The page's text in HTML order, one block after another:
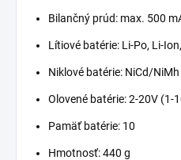
Bilančný prúd: max. 500
Lítiové batérie: Li-Po, Li-
Niklové batérie: NiCd/
Olovené batérie: 2-20V (1-
Pamäť batérie: 10
Hmotnosť: 440 g